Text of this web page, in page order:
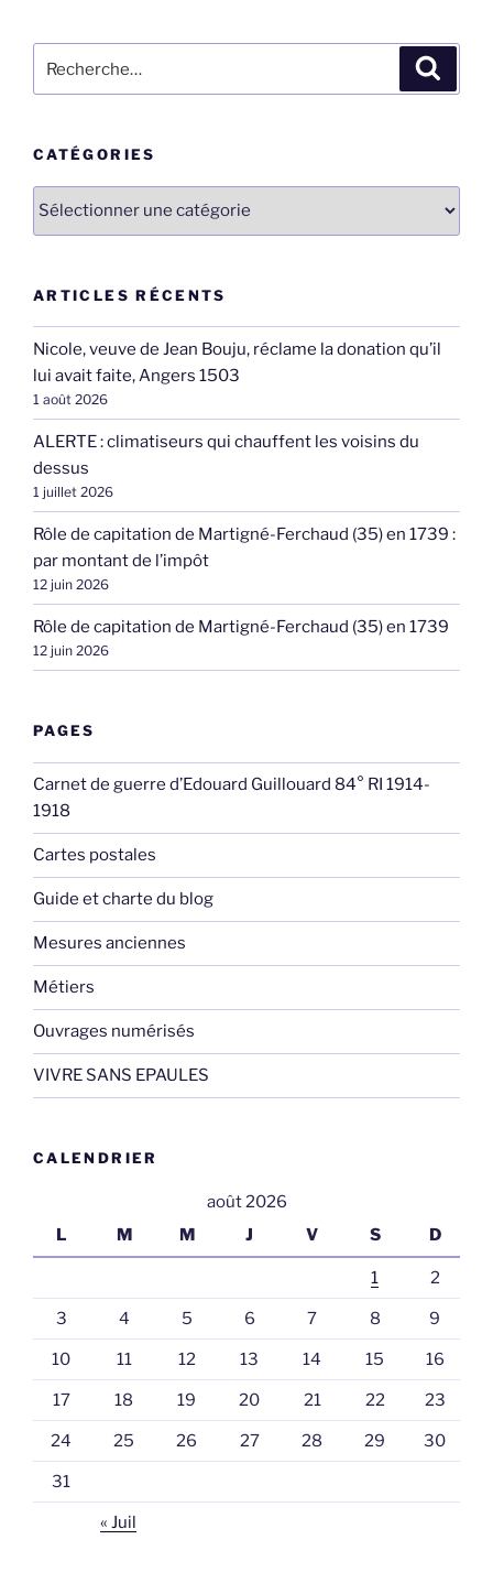
pour
CATÉGORIES
Catégories
ARTICLES RÉCENTS
Nicole, veuve de Jean Bouju, réclame la donation qu’il
lui avait faite, Angers 1503
1 août 2026
ALERTE : climatiseurs qui chauffent les voisins du
dessus
1 juillet 2026
Rôle de capitation de Martigné-Ferchaud (35) en 1739 :
par montant de l’impôt
12 juin 2026
Rôle de capitation de Martigné-Ferchaud (35) en 1739
12 juin 2026
PAGES
Carnet de guerre d’Edouard Guillouard 84° RI 1914-
1918
Cartes postales
Guide et charte du blog
Mesures anciennes
Métiers
Ouvrages numérisés
VIVRE SANS EPAULES
CALENDRIER
août 2026
L
M M J V S D
1 2
3 4 5 6 7 8 9
10 11 12 13 14 15 16
17 18 19 20 21 22 23
24 25 26 27 28 29 30
31
« Juil